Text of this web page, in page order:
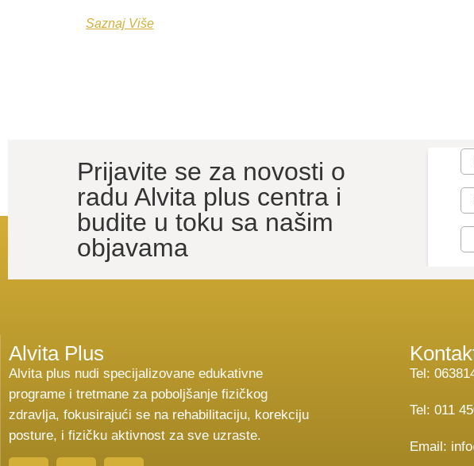
Saznaj Više
Prijavite se za novosti o
radu Alvita plus centra i
budite u toku sa našim
objavama
Alvita Plus
Alvita plus nudi specijalizovane edukativne
programe i tretmane za poboljšanje fizičkog
zdravlja, fokusirajući se na rehabilitaciju, korekciju
posture, i fizičku aktivnost za sve uzraste.
Tel:
Tel: 011
Email: